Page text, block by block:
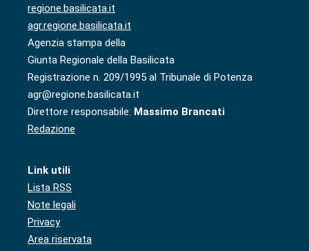
regione.basilicata.it
agr.regione.basilicata.it
Agenzia stampa della
Giunta Regionale della Basilicata
Registrazione n. 209/1995 al Tribunale di Potenza
agr@regione.basilicata.it
Direttore responsabile: Massimo Brancati
Redazione
Link utili
Lista RSS
Note legali
Privacy
Area riservata